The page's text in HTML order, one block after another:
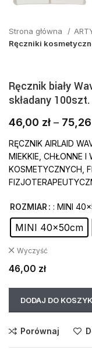
Strona główna
Ręczniki
Ręcznik biały
składany 100szt.
46,00 zł – 75,26
RĘCZNIK AIRLAID
MIEKKIE, CHŁONNE I
KOSMETYCZNYCH,
ROZMIAR : MINI
MINI 40x50cm
Wyczyść
46,00 zł
DODAJ DO
Porównaj